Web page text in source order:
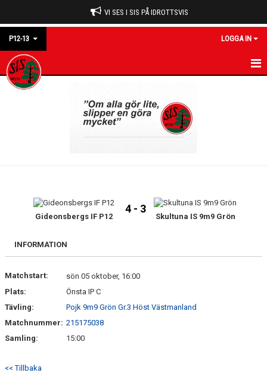
VI SES I SIS PÅ IDROTTSVIS
P12-13 LOGGA IN
P12-13
KONTAKT
GÄSTBOK
BILDGALLERI
Gideonsbergs IF P12
4 - 3
Skultuna IS 9m9 Grön
INFORMATION
Matchstart:
sön 05 oktober, 16:00
Plats:
Önsta IP C
Tävling:
Pojk 9m9 Grön Gr.3 Höst Västmanland
Matchnummer: 215175038
Samling:
15:00
<< Tillbaka